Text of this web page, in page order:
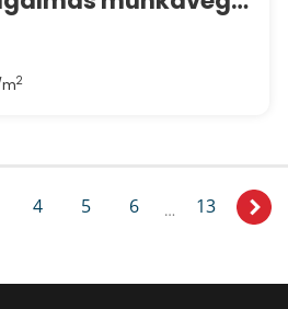
2
4 5 6 … 13